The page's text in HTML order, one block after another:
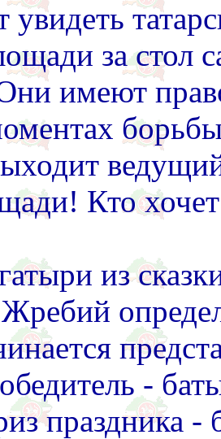
увидеть
за стол
имеют
Кто
из
-
праздника